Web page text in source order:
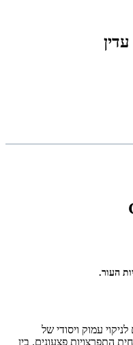
העור.
עמוק ויסודי של
התפרצויות פצעונים. בין